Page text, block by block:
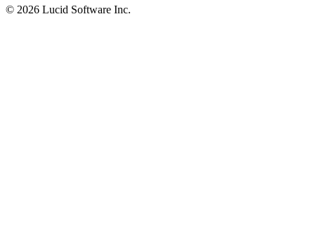
© 2026 Lucid Software Inc.